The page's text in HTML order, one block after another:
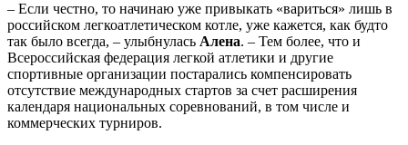
– Если честно, то начинаю уже привыкать «вариться» лишь в
российском легкоатлетическом котле, уже кажется, как будто
так было всегда, – улыбнулась Алена. – Тем более, что и
Всероссийская федерация легкой атлетики и другие
спортивные организации постарались компенсировать
отсутствие международных стартов за счет расширения
календаря национальных соревнований, в том числе и
коммерческих турниров.